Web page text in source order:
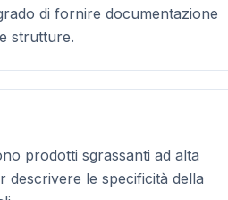
di fornire documentazione
strutture.
prodotti sgrassanti ad alta
descrivere le specificità della